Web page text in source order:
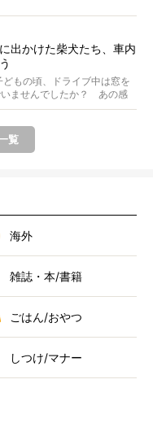
出かけた柴犬たち、車内
もの頃、ドライブ中は窓を
いませんでしたか？ あの感
覧
海外
雑誌・本/書籍
ごはん/おやつ
しつけ/マナー